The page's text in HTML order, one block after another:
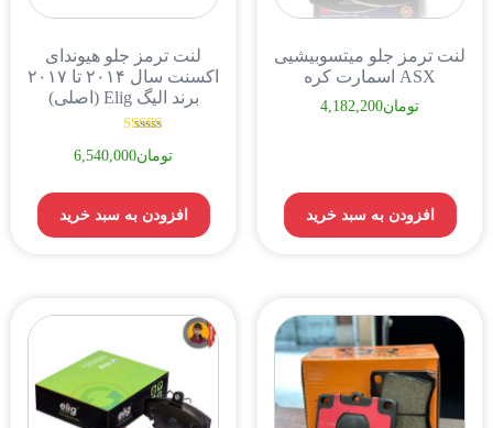
لنت ترمز جلو میتسوبیشیی
ASX اسمارت کره
تومان4,182,200
افزودن به سبد خرید
لنت ترمز جلو هیوندای
اکسنت سال ۲۰۱۴ تا ۲۰۱۷
برند الیگ Elig (اصلی)
5.00تومان6,540,000
افزودن به سبد خرید